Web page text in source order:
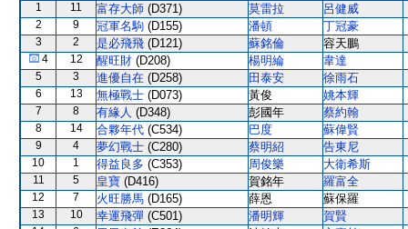
1 11 富存大師 (D371) 莫雷拉 呂健威
2 9 冠軍名駒 (D155) 潘頓 丁冠豪
3 2 是必飛飛 (D121) 蘇銘倫 容天鵬
4 12 醒旺財 (D208) 楊明綸 韋達
5 3 進優自在 (D258) 田泰安 徐雨石
6 13 無極戰士 (D073) 黃俊 姚本輝
7 8 有緣人 (D348) 彭國年 蔡約翰
8 14 合夥年代 (C534) 巴度 蘇偉賢
9 4 夢幻戰士 (C280) 蔡明紹 告東尼
10 1 得益良多 (C353) 周俊樂 大衛希斯
11 5 皇寶 (D416) 賀銘年 羅富全
12 7 火旺勝馬 (D165) 薛恩 蘇保羅
13 10 幸運飛彈 (C501) 潘明輝 賀賢